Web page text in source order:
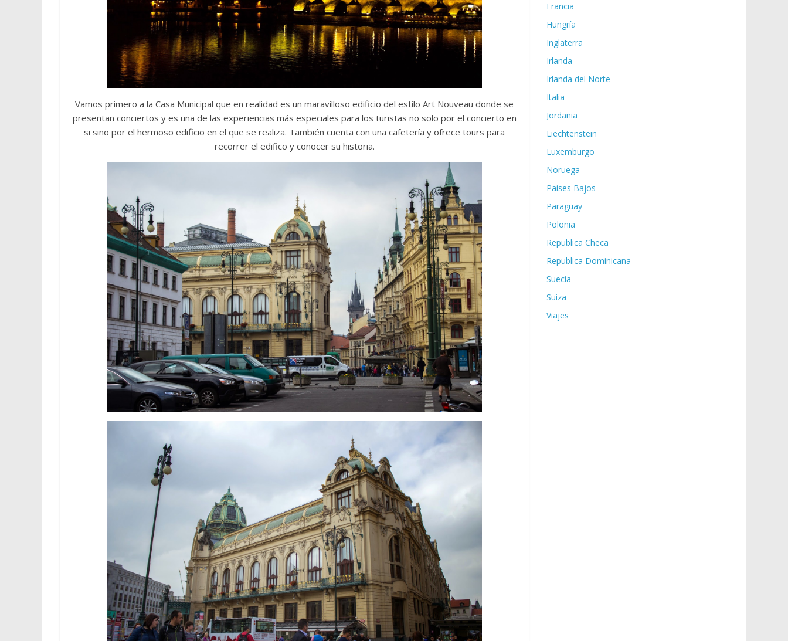
Vamos primero a la Casa Municipal que en realidad es un maravilloso edificio del estilo Art Nouveau donde se
presentan conciertos y es una de las experiencias más especiales para los turistas no solo por el concierto en
si sino por el hermoso edificio en el que se realiza. También cuenta con una cafetería y ofrece tours para
recorrer el edifico y conocer su historia.
Francia
Hungría
Inglaterra
Irlanda
Irlanda del Norte
Italia
Jordania
Liechtenstein
Luxemburgo
Noruega
Paises Bajos
Paraguay
Polonia
Republica Checa
Republica Dominicana
Suecia
Suiza
Viajes